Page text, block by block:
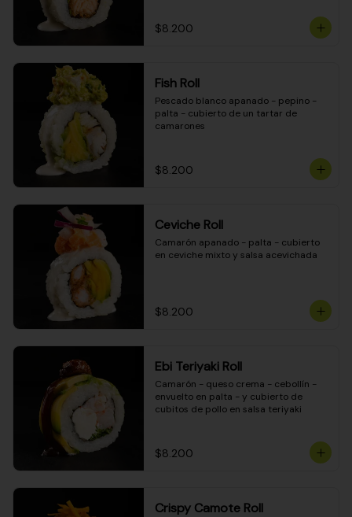
$8.200
Fish Roll
Pescado blanco apanado - pepino -
palta - cubierto de un tartar de
camarones
$8.200
Ceviche Roll
Camarón apanado - palta - cubierto
en ceviche mixto y salsa acevichada
$8.200
Ebi Teriyaki Roll
Camarón - queso crema - cebollín -
envuelto en palta - y cubierto de
cubitos de pollo en salsa teriyaki
$8.200
Crispy Camote Roll